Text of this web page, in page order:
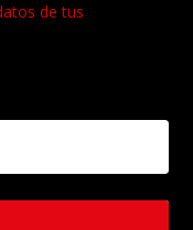
de tus